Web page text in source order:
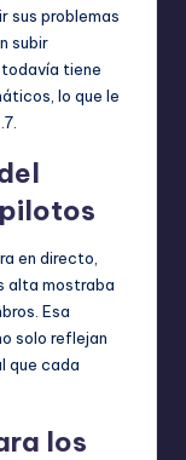
sus problemas
subir
todavía tiene
lo que le
en directo,
alta mostraba
Esa
solo reflejan
que cada
los